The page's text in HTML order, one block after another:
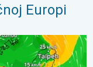
Europi
kiše. . . petak, 24.